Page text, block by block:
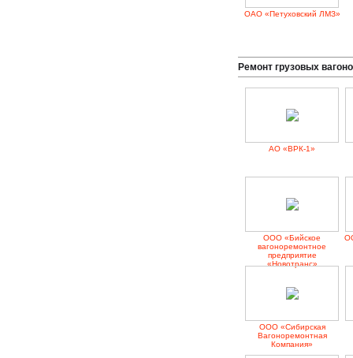
ОАО «Петуховский ЛМЗ»
Ремонт грузовых
АО «ВРК-1»
ООО «Бийское
вагоноремонтное
предприятие
«Новотранс»
ООО «Сибирская
Вагоноремонтная
Компания»